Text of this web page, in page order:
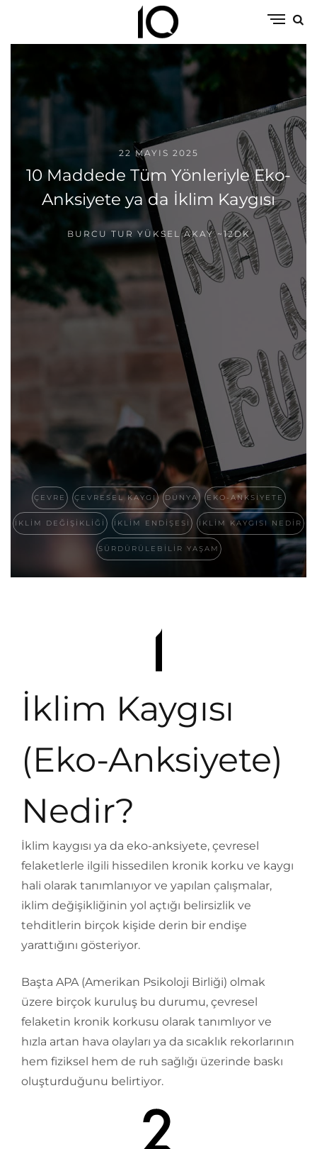
22 MAYIS 2025
10 Maddede Tüm Yönleriyle Eko-
Anksiyete ya da İklim Kaygısı
BURCU TUR YÜKSEL AKAY ~12DK
ÇEVRE ÇEVRESEL KAYGI DÜNYA EKO-ANKSIYETE
IKLIM DEĞIŞIKLIĞI IKLIM ENDIŞESI IKLIM KAYGISI NEDIR
SÜRDÜRÜLEBILIR YAŞAM
İklim Kaygısı
(Eko-Anksiyete)
Nedir?
İklim kaygısı ya da eko-anksiyete, çevresel
felaketlerle ilgili hissedilen kronik korku ve kaygı
hali olarak tanımlanıyor ve yapılan çalışmalar,
iklim değişikliğinin yol açtığı belirsizlik ve
tehditlerin birçok kişide derin bir endişe
yarattığını gösteriyor.
Başta APA (Amerikan Psikoloji Birliği) olmak
üzere birçok kuruluş bu durumu, çevresel
felaketin kronik korkusu olarak tanımlıyor ve
hızla artan hava olayları ya da sıcaklık rekorlarının
hem fiziksel hem de ruh sağlığı üzerinde baskı
oluşturduğunu belirtiyor.